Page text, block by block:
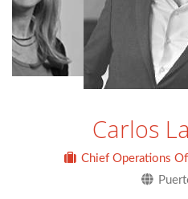
Carlos
Chief Operations